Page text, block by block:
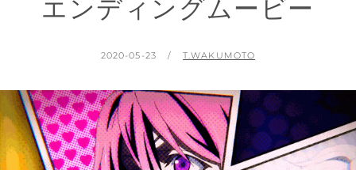
エンディングムービー
POSTED
2020-05-23 BY
T.WAKUMOTO